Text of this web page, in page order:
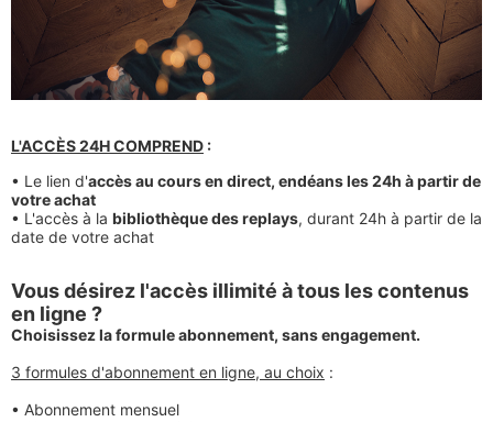
L'ACCÈS 24H COMPREND :
• Le lien d'accès au cours en direct, endéans les 24h à partir de
votre achat
• L'accès à la bibliothèque des replays, durant 24h à partir de la
date de votre achat
Vous désirez l'accès illimité à tous les contenus
en ligne ?
Choisissez la formule abonnement, sans engagement.
3 formules d'abonnement en ligne, au choix :
• Abonnement mensuel